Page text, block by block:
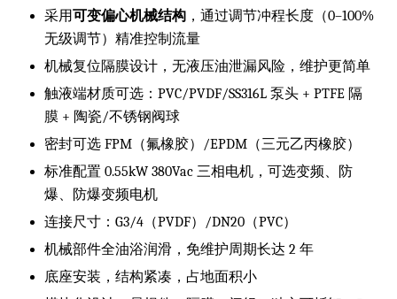
采用 可变偏心机械结构 ，通过调节冲程长度（0–100%
无级调节）精准控制流量
机械复位隔膜设计，无液压油泄漏风险，维护更简单
触液端材质可选：PVC/PVDF/SS316L 泵头 + PTFE 隔
膜 + 陶瓷/不锈钢阀球
密封可选 FPM（氟橡胶）/EPDM（三元乙丙橡胶）
标准配置 0.55kW 380Vac 三相电机，可选变频、防
爆、防爆变频电机
连接尺寸：G3/4（PVDF）/DN20（PVC）
机械部件全油浴润滑，免维护周期长达 2 年
底座安装，结构紧凑，占地面积小